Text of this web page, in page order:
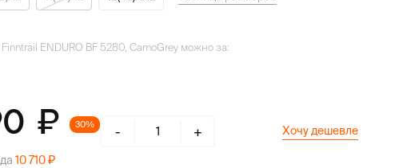
ENDURO BF 5280, CamoGrey можно за:
30%
10 710
- + Хочу дешевле